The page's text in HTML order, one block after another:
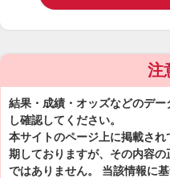
注
結果・成績・オッズなどのデ
し確認してください。
本サイトのページ上に掲載さ
期しておりますが、その内容
ではありません。 当該情報に